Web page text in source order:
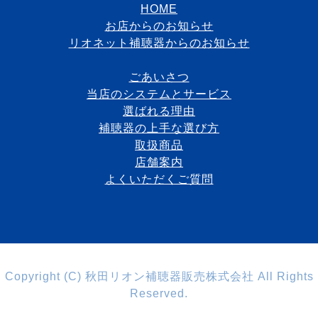
HOME
お店からのお知らせ
リオネット補聴器からのお知らせ
ごあいさつ
当店のシステムとサービス
選ばれる理由
補聴器の上手な選び方
取扱商品
店舗案内
よくいただくご質問
Copyright (C) 秋田リオン補聴器販売株式会社 All Rights
Reserved.